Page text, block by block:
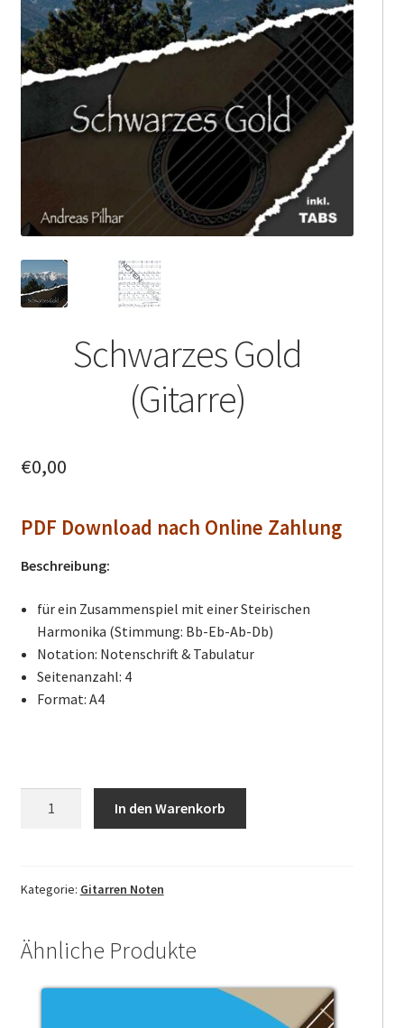
Schwarzes Gold
(Gitarre)
€0,00
PDF Download nach Online Zahlung
Beschreibung:
für ein Zusammenspiel mit einer Steirischen
Harmonika (Stimmung: Bb-Eb-Ab-Db)
Notation: Notenschrift & Tabulatur
Seitenanzahl: 4
Format: A4
In den Warenkorb
Kategorie: Gitarren Noten
Ähnliche Produkte